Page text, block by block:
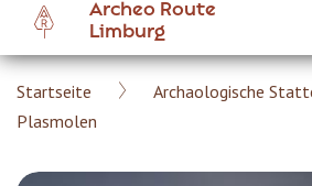
main
content
Archeo Route
Limburg
Breadcrumb
Startseite
Archaologische
Plasmolen